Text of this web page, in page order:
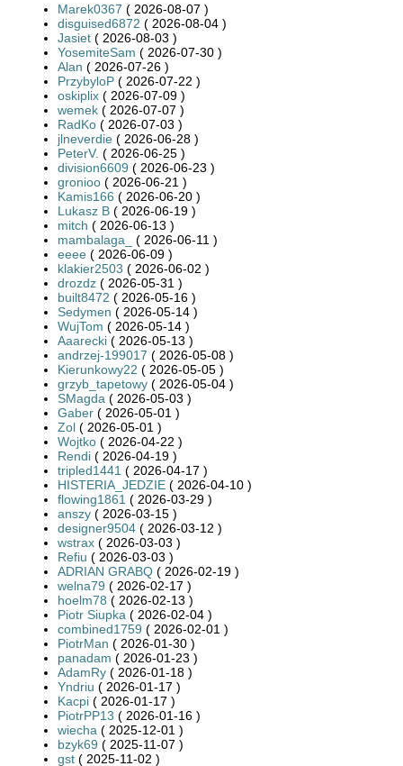
Marek0367 ( 2026-08-07 )
disguised6872 ( 2026-08-04 )
Jasiet ( 2026-08-03 )
YosemiteSam ( 2026-07-30 )
Alan ( 2026-07-26 )
PrzybyloP ( 2026-07-22 )
oskiplix ( 2026-07-09 )
wemek ( 2026-07-07 )
RadKo ( 2026-07-03 )
jlneverdie ( 2026-06-28 )
PeterV. ( 2026-06-25 )
division6609 ( 2026-06-23 )
gronioo ( 2026-06-21 )
Kamis166 ( 2026-06-20 )
Lukasz B ( 2026-06-19 )
mitch ( 2026-06-13 )
mambalaga_
( 2026-06-11 )
eeee ( 2026-06-09 )
klakier2503 ( 2026-06-02 )
drozdz ( 2026-05-31 )
built8472 ( 2026-05-16 )
Sedymen ( 2026-05-14 )
WujTom ( 2026-05-14 )
Aaarecki ( 2026-05-13 )
andrzej-199017 ( 2026-05-08 )
Kierunkowy22 ( 2026-05-05 )
grzyb_tapetowy ( 2026-05-04 )
SMagda ( 2026-05-03 )
Gaber ( 2026-05-01 )
Zol ( 2026-05-01 )
Wojtko ( 2026-04-22 )
Rendi ( 2026-04-19 )
tripled1441 ( 2026-04-17 )
HISTERIA_JEDZIE ( 2026-04-10 )
flowing1861 ( 2026-03-29 )
anszy ( 2026-03-15 )
designer9504 ( 2026-03-12 )
wstrax ( 2026-03-03 )
Refiu ( 2026-03-03 )
ADRIAN GRABQ ( 2026-02-19 )
welna79 ( 2026-02-17 )
hoelm78 ( 2026-02-13 )
Piotr Siupka ( 2026-02-04 )
combined1759 ( 2026-02-01 )
PiotrMan ( 2026-01-30 )
panadam ( 2026-01-23 )
AdamRy ( 2026-01-18 )
Yndriu ( 2026-01-17 )
Kacpi ( 2026-01-17 )
PiotrPP13 ( 2026-01-16 )
wiecha ( 2025-12-01 )
bzyk69 ( 2025-11-07 )
gst ( 2025-11-02 )